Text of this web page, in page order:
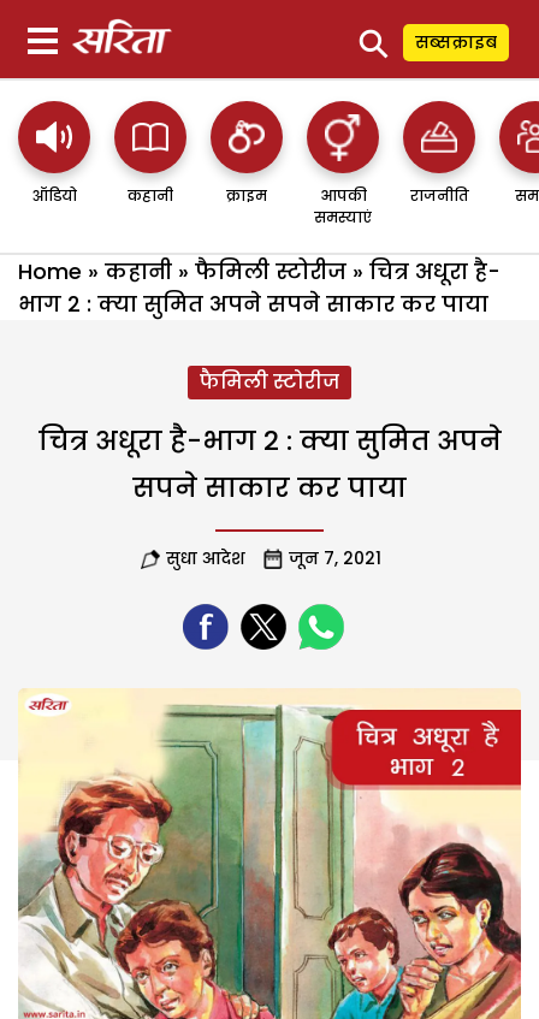
⚲ सब्सक्राइब
ऑडियो कहानी क्राइम
आपकी
समस्याएं
राजनीति
Home » कहानी » फैमिली स्टोरीज » चित्र अधूरा है-
भाग 2 : क्या सुमित अपने सपने साकार कर पाया
फैमिली स्टोरीज
चित्र अधूरा है-भाग 2 : क्या सुमित अपने
सपने साकार कर पाया
सुधा आदेश जून 7, 2021